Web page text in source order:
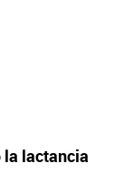
la lactancia